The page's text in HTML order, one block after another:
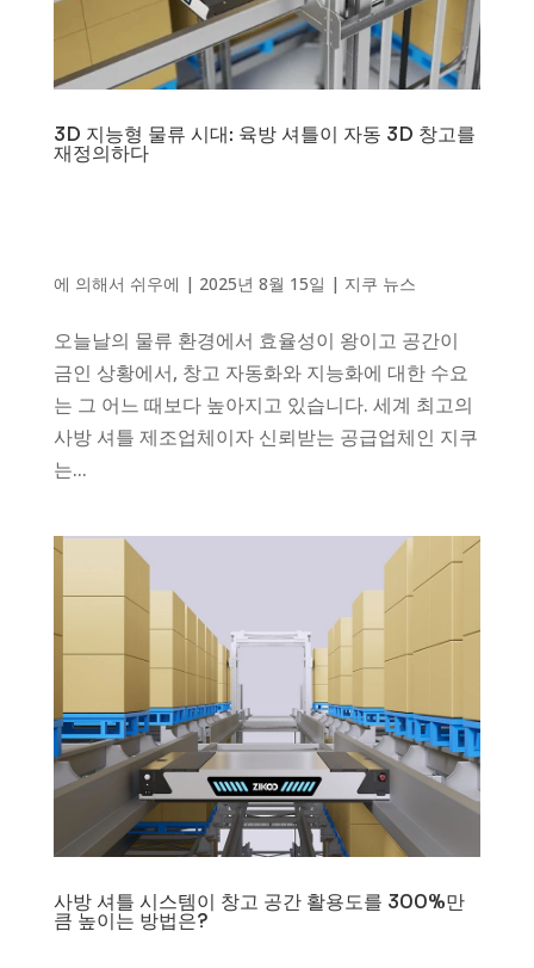
3D 지능형 물류 시대: 육방 셔틀이 자동 3D 창고를
재정의하다
에 의해서 쉬우에 | 2025년 8월 15일 | 지쿠 뉴스
오늘날의 물류 환경에서 효율성이 왕이고 공간이
금인 상황에서, 창고 자동화와 지능화에 대한 수요
는 그 어느 때보다 높아지고 있습니다. 세계 최고의
사방 셔틀 제조업체이자 신뢰받는 공급업체인 지쿠
는...
사방 셔틀 시스템이 창고 공간 활용도를 300%만
큼 높이는 방법은?